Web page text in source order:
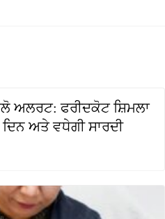
ਅਲਰਟ: ਫਰੀਦਕੋਟ ਸ਼ਿਮਲਾ
ਅਤੇ ਵਧੇਗੀ ਸਾਰਦੀ